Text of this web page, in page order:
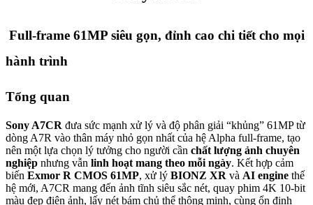
Full-frame 61MP siêu gọn, đỉnh cao chi tiết cho mọi
hành trình
Tổng quan
Sony A7CR đưa sức mạnh xử lý và độ phân giải “khủng” 61MP từ
dòng A7R vào thân máy nhỏ gọn nhất của hệ Alpha full-frame, tạo
nên một lựa chọn lý tưởng cho người cần chất lượng ảnh chuyên
nghiệp nhưng vẫn linh hoạt mang theo mỗi ngày. Kết hợp cảm
biến Exmor R CMOS 61MP, xử lý BIONZ XR và AI engine thế
hệ mới, A7CR mang đến ảnh tĩnh siêu sắc nét, quay phim 4K 10-bit
màu đẹp điện ảnh, lấy nét bám chủ thể thông minh, cùng ổn định